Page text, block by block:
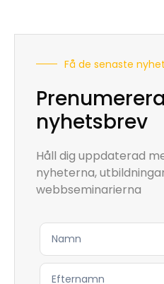
Få de senaste
nyhetsbrev
Håll dig uppdaterad
nyheterna,
webbseminarierna